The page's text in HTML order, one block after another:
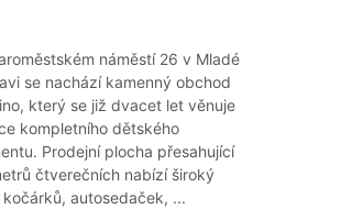
náměstí 26 v Mladé
se nachází kamenný obchod
který se již dvacet let věnuje
kompletního dětského
Prodejní plocha přesahující
čtverečních nabízí široký
autosedaček, ...